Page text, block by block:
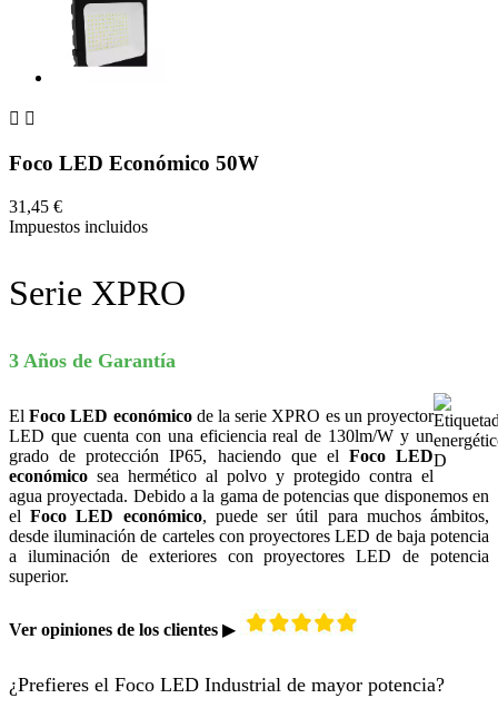
 
Foco LED Económico 50W
31,45 €
Impuestos incluidos
Serie XPRO
3 Años de Garantía
ElFoco LED económicode la serie XPRO es un proyector
LED que cuenta con una eficiencia real de 130lm/W y un
grado de protección IP65, haciendo que el Foco LED
económico sea hermético al polvo y protegido contra el
agua proyectada. Debido a la gama de potencias que disponemos en
elFoco LED económico, puede ser útil para muchos ámbitos,
desde iluminación de carteles con proyectores LED de baja potencia
a iluminación de exteriores con proyectores LED de potencia
superior.
Ver opiniones de los clientes ▶
¿Prefieres el Foco LED Industrial de mayor potencia?